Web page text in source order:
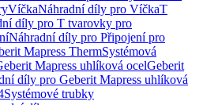
VíčkaNáhradní díly pro VíčkaT
díly pro T tvarovky pro
Náhradní díly pro Připojení pro
Mapress ThermSystémová
Mapress uhlíková ocelGeberit
díly pro Geberit Mapress uhlíková
Systémové trubky